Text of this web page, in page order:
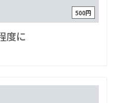
500円
度に